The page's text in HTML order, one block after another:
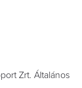
Zrt. Általános